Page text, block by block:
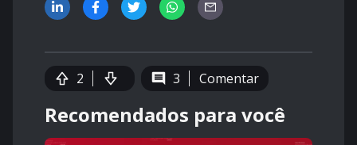
2 3 Comentar
Recomendados para você